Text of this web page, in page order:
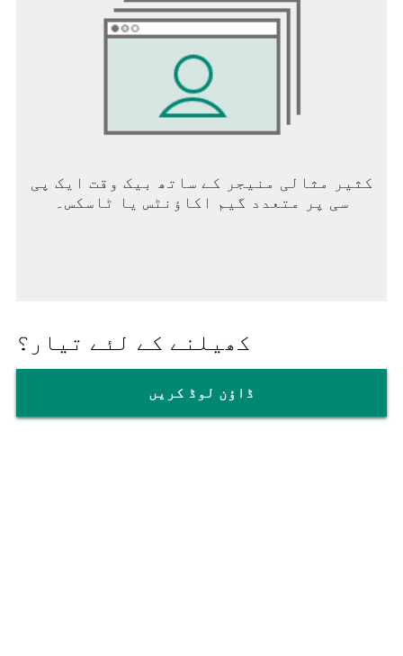
کثیر مثالی منیجر کے ساتھ بیک وقت ایک پی
سی پر متعدد گیم اکاؤنٹس یا ٹاسکس۔
کھیلنے کے لئے تیار؟
ڈاؤن لوڈ کریں